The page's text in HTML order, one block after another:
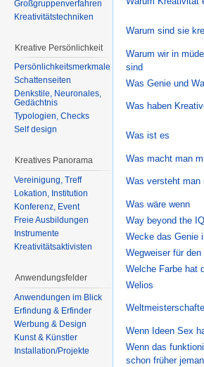
Warum sind sie
Warum wir in
sind
Was Genie und
Was haben
Was ist es
Was macht man
Was versteht man
Was wäre wenn
Way beyond the IQ
Wecke das Genie
Wegweiser für den
Welche Farbe hat
Welios
Wenn Ideen Sex
Wenn das
schon früher
Großgruppenverfahren
Kreativitätstechniken
Kreative Persönlichkeit
Persönlichkeitsmerkmale
Schattenseiten
Denkstile, Neuronales,
Gedächtnis
Typologien, Checks
Self design
Kreatives Panorama
Vereinigung, Treff
Lokation, Institution
Konferenz, Event
Freie Ausbildungen
Instrumente
Kreativitätsaktivisten
Anwendungsfelder
Anwendungen im Blick
Erfindung & Erfinder
Werbung & Design
Kunst & Künstler
Installation/Projekte